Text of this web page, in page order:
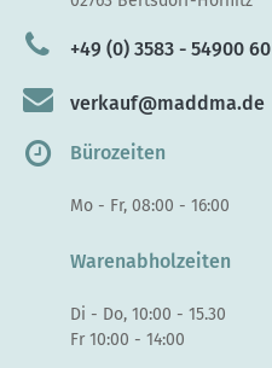
+49 (0) 3583 - 54900 60
verkauf@maddma.de
Bürozeiten
Mo - Fr, 08:00 - 16:00
Warenabholzeiten
Di - Do, 10:00 - 15.30
Fr 10:00 - 14:00